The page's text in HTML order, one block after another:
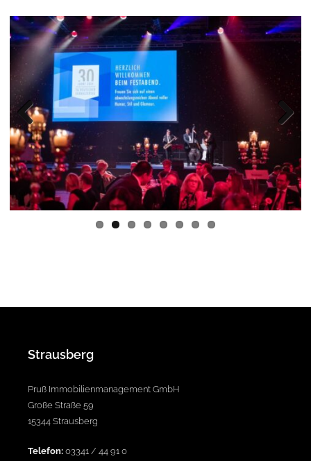
Previo
us
Next
Strausberg
Pruß Immobilienmanagement GmbH
Große Straße 59
15344 Strausberg
Telefon: 03341 / 44 91 0